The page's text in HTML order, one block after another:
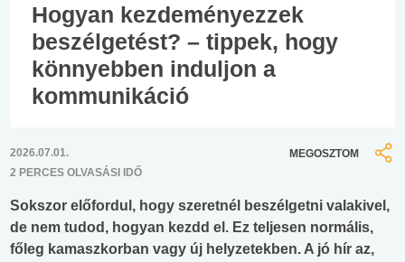
Hogyan kezdeményezzek
beszélgetést? – tippek, hogy
könnyebben induljon a
kommunikáció
2026.07.01.
2 PERCES OLVASÁSI IDŐ
MEGOSZTOM
Sokszor előfordul, hogy szeretnél beszélgetni valakivel,
de nem tudod, hogyan kezdd el. Ez teljesen normális,
főleg kamaszkorban vagy új helyzetekben. A jó hír az,